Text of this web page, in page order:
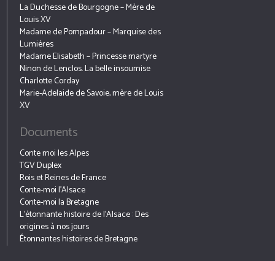
La Duchesse de Bourgogne – Mère de
Louis XV
Madame de Pompadour – Marquise des
Lumières
Madame Elisabeth – Princesse martyre
Ninon de Lenclos. La belle insoumise
Charlotte Corday
Marie-Adelaide de Savoie, mère de Louis
XV
Documents
Conte moi les Alpes
TGV Duplex
Rois et Reines de France
Conte-moi l’Alsace
Conte-moi la Bretagne
L’étonnante histoire de l’Alsace : Des
origines à nos jours
Étonnantes histoires de Bretagne